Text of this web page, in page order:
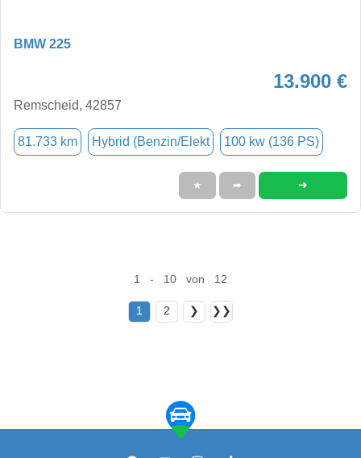
BMW 225
13.900 €
Remscheid, 42857
81.733 km Hybrid (Benzin/Elekt 100 kw (136 PS)
★ ➦ ➜
1 - 10 von 12
1 2 ❯ ❯❯